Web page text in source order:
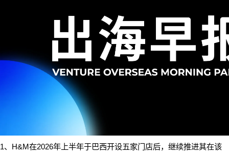
1、 H&M在2026年上半年于巴西开设五家门店后，继续推进其在该